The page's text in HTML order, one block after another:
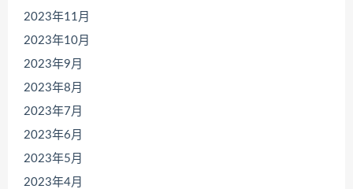
2023年11月
2023年10月
2023年9月
2023年8月
2023年7月
2023年6月
2023年5月
2023年4月